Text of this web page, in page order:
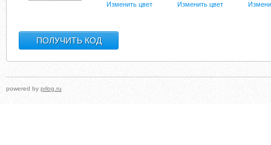
Изменить цвет Изменить цвет
powered by prlog.ru